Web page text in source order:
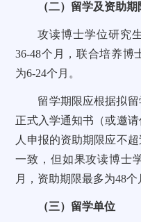
（二）留学及资助期
攻读博士学位研究
36-48个月，联合培养博
为6-24个月。
留学期限应根据拟
正式入学通知书（或邀
人申报的资助期限应不
一致，但如果攻读博士
月，资助期限最多为48个
（三）留学单位